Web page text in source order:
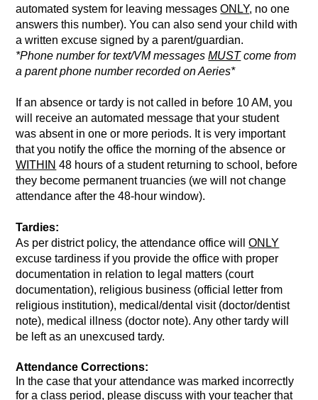
automated system for leaving messages ONLY, no one
answers this number). You can also send your child with
a written excuse signed by a parent/guardian.
*Phone number for text/VM messages MUST come from
a parent phone number recorded on Aeries*
If an absence or tardy is not called in before 10 AM, you
will receive an automated message that your student
was absent in one or more periods. It is very important
WITHIN 48 hours of a student returning to school, before
they become permanent truancies (we will not change
attendance after the 48-hour window).
Tardies:
As per district policy, the attendance office will ONLY
excuse tardiness if you provide the office with proper
documentation in relation to legal matters (court
documentation), religious business (official letter from
religious institution), medical/dental visit (doctor/dentist
note), medical illness (doctor note). Any other tardy will
be left as an unexcused tardy.
Attendance Corrections:
In the case that your attendance was marked incorrectly
for a class period, please discuss with your teacher that